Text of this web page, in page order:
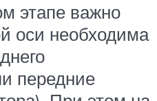
этапе важно
оси необходима
передние